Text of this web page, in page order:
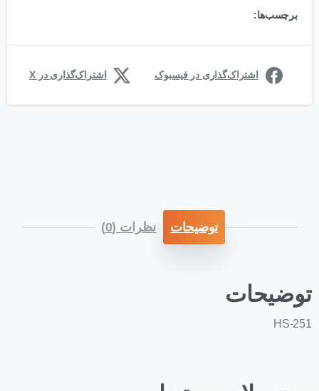
برچسب‌ها:
اشتراک‌گذاری در فیسبوک اشتراک‌گذاری در X
توضیحات نظرات (0)
توضیحات
HS-251